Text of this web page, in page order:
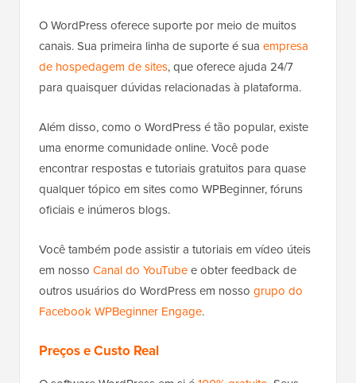
O WordPress oferece suporte por meio de muitos
canais. Sua primeira linha de suporte é sua empresa
de hospedagem de sites, que oferece ajuda 24/7
para quaisquer dúvidas relacionadas à plataforma.
Além disso, como o WordPress é tão popular, existe
uma enorme comunidade online. Você pode
encontrar respostas e tutoriais gratuitos para quase
qualquer tópico em sites como WPBeginner, fóruns
oficiais e inúmeros blogs.
Você também pode assistir a tutoriais em vídeo úteis
em nosso Canal do YouTubee obter feedback de
outros usuários do WordPress em nosso grupo do
Facebook WPBeginner Engage.
Preços e Custo Real